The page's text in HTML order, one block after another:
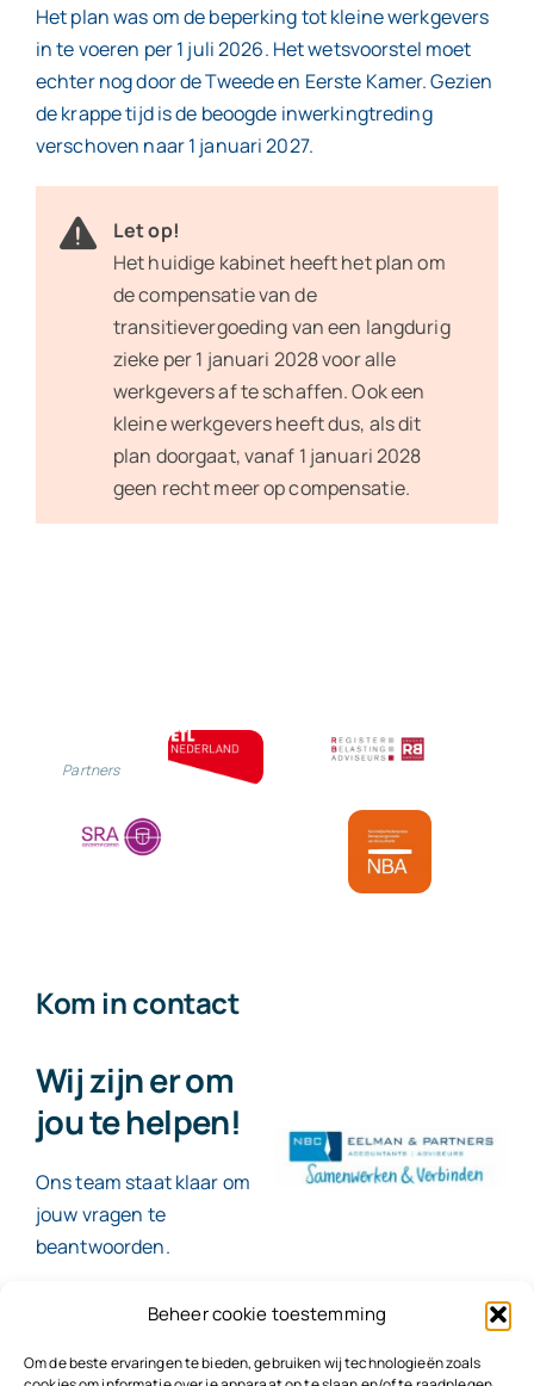
Beheer cookie toestemming
Om de beste ervaringen te bieden, gebruiken wij technologieën zoals
Het plan was om de beperking tot kleine werkgevers
in te voeren per 1 juli 2026. Het wetsvoorstel moet
echter nog door de Tweede en Eerste Kamer. Gezien
de krappe tijd is de beoogde inwerkingtreding
verschoven naar 1 januari 2027.
Let op!
Het huidige kabinet heeft het plan om
de compensatie van de
transitievergoeding van een langdurig
zieke per 1 januari 2028 voor alle
werkgevers af te schaffen. Ook een
kleine werkgevers heeft dus, als dit
plan doorgaat, vanaf 1 januari 2028
geen recht meer op compensatie.
Partners
Kom in contact
Wij zijn er om
jou te helpen!
Ons team staat klaar om
jouw vragen te
beantwoorden.
Contact